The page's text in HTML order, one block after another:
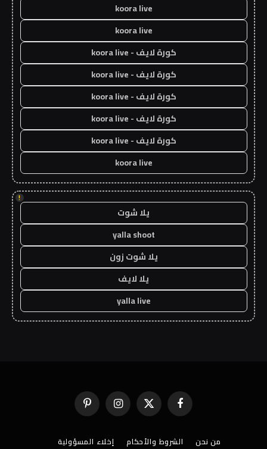
koora live
koora live
كورة لايف - koora live
كورة لايف - koora live
كورة لايف - koora live
كورة لايف - koora live
كورة لايف - koora live
koora live
!
يلا شوت
yalla shoot
يلا شوت زون
يلا لايف
yalla live
فيسبوك X
(Twitter)
الانستغرامبينتيريست
من نحن الشروط والأحكام إخلاء المسؤولية